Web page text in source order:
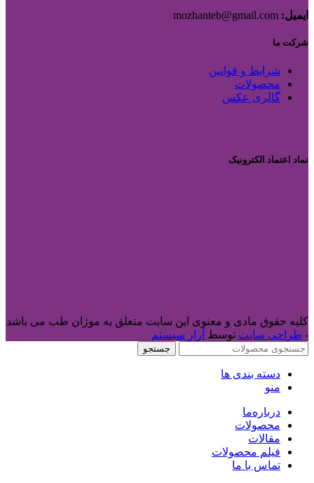
ایمیل:
شرکت ما
شرایط و قوانین
محصولات
گالری عکس
نماد اعتماد الکترونیک
کلیه حقوق مادی و معنوی این سایت متعلق به موژان طب می باشد
- طراحی سایت توسط آراز سیستم
جستجو
دسته بندی ها
منو
درباره‌ما
محصولات
مقالات
فیلم محصولات
تماس با ما